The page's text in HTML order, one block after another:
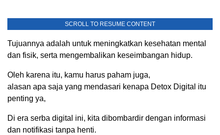
SCROLL TO RESUME CONTENT
Tujuannya adalah untuk meningkatkan kesehatan mental
dan fisik, serta mengembalikan keseimbangan hidup.
Oleh karena itu, kamu harus paham juga,
alasan apa saja yang mendasari kenapa Detox Digital itu
penting ya,
Di era serba digital ini, kita dibombardir dengan informasi
dan notifikasi tanpa henti.